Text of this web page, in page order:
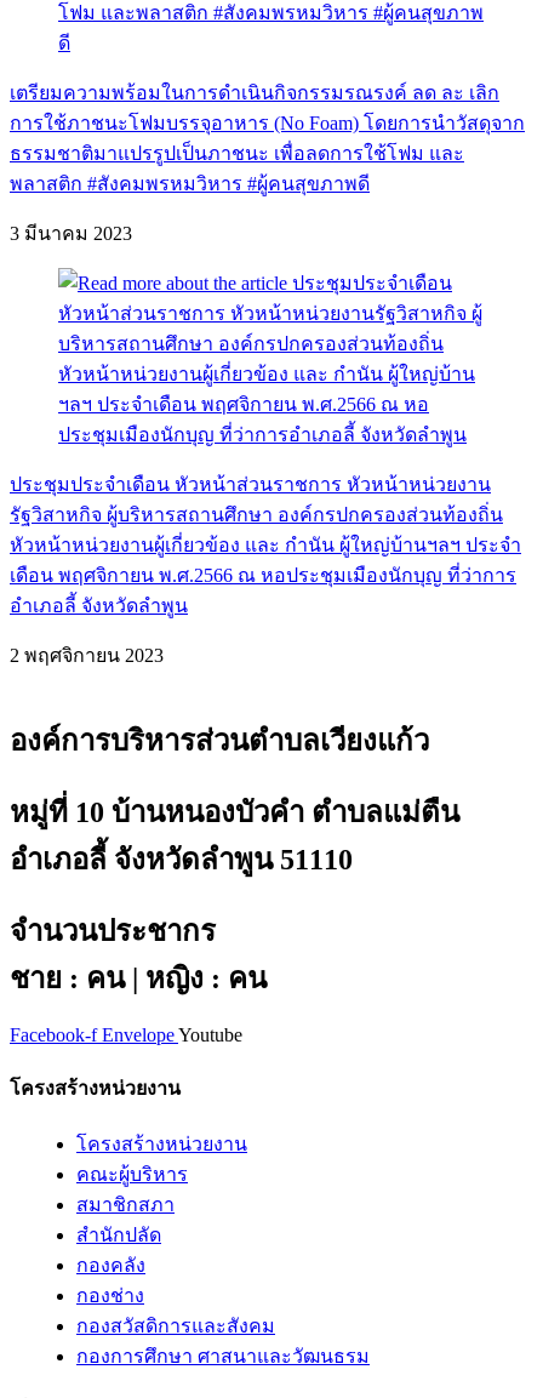
เตรียมความพร้อมในการดำเนินกิจกรรมรณรงค์ ลด ละ เลิก
การใช้ภาชนะโฟมบรรจุอาหาร (No Foam) โดยการนำวัสดุจาก
ธรรมชาติมาแปรรูปเป็นภาชนะ เพื่อลดการใช้โฟม และ
พลาสติก #สังคมพรหมวิหาร #ผู้คนสุขภาพดี
3 มีนาคม 2023
ประชุมประจำเดือน หัวหน้าส่วนราชการ หัวหน้าหน่วยงาน
รัฐวิสาหกิจ ผู้บริหารสถานศึกษา องค์กรปกครองส่วนท้องถิ่น
หัวหน้าหน่วยงานผู้เกี่ยวข้อง และ กำนัน ผู้ใหญ่บ้านฯลฯ ประจำ
เดือน พฤศจิกายน พ.ศ.2566 ณ หอประชุมเมืองนักบุญ ที่ว่าการ
อำเภอลี้ จังหวัดลำพูน
2 พฤศจิกายน 2023
องค์การบริหารส่วนตำบลเวียงแก้ว
หมู่ที่ 10 บ้านหนองบัวคำ ตำบลแม่ตืน
อำเภอลี้ จังหวัดลำพูน 51110
จำนวนประชากร
ชาย : คน | หญิง : คน
Facebook-f EnvelopeYoutube
โครงสร้างหน่วยงาน
โครงสร้างหน่วยงาน
คณะผู้บริหาร
สมาชิกสภา
สำนักปลัด
กองคลัง
กองช่าง
กองสวัสดิการและสังคม
กองการศึกษา ศาสนาและวัฒนธรม